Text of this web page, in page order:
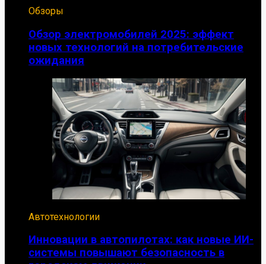
Обзоры
Обзор электромобилей 2025: эффект
новых технологий на потребительские
ожидания
Автотехнологии
Инновации в автопилотах: как новые ИИ-
системы повышают безопасность в